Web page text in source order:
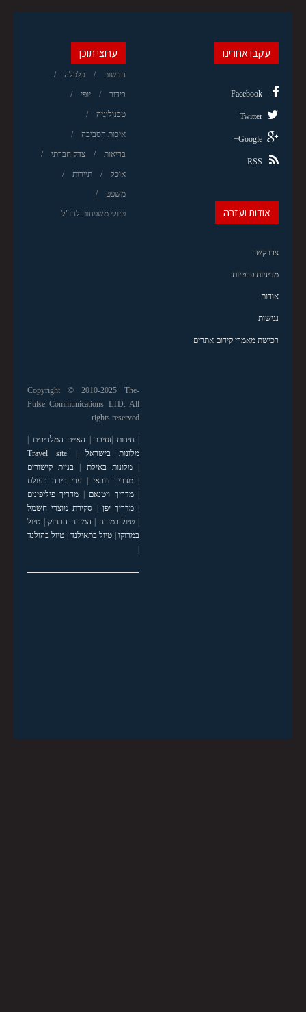
ערוצי תוכן
חדשות כלכלה
בידור יופי
טכנולוגיה
איכות הסביבה
בריאות צדק חברתי
אוכל תיירות
משפט
טיולי משפחות לחו"ל
עקבו אחרינו
Facebook
Twitter
Google+
RSS
אודות ועזרה
צרו קשר
מדיניות פרטיות
אודות
נגישות
רכישת מאמרי קידום אתרים
Copyright © 2010-2025 The-
Pulse Communications LTD. All
rights reserved
|חידות |זנזיבר | האיים המלדיבים |
מלונות בישראל |
Travel site
|מלונות באילת | בניית קישורים
| מדריך דובאי | ערי בירה בעולם
|מדריך ויטנאם | מדריך פיליפינים
|מדריך יפן | סקירת מוצרי חשמל
| טיול במזרח | המזרח הרחוק| טיול
במרוקו| טיול בתאילנד| טיול בהולנד
|